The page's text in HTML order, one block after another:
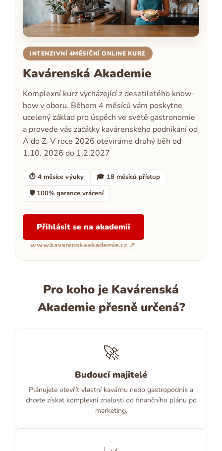
INTENZIVNÍ 4MĚSÍČNÍ ONLINE KURZ
Kavárenská Akademie
Komplexní kurz vycházející z desetiletého know-
how v oboru. Během 4 měsíců vám poskytne
ucelený základ pro úspěch ve světě gastronomie
a provede vás začátky kavárenského podnikání od
A do Z. V roce 2026 otevíráme druhý běh od
1.10. 2026 do 1.2.2027
⏱ 4 měsíce výuky
🎓 18 měsíců přístup
🛡 100% garance vrácení
Přihlásit se na akademii
www.kavarenskaakademie.cz ↗
Pro koho je Kavárenská
Akademie přesně určená?
🚀
Budoucí majitelé
Plánujete otevřít vlastní kavárnu nebo gastropodnik a
chcete získat komplexní znalosti od finančního plánu po
marketing.